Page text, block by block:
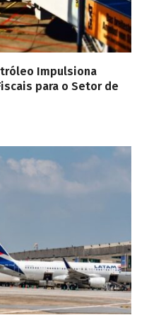
Impulsiona
para o Setor de